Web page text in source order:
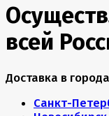
всей
Доставка в
Санкт-